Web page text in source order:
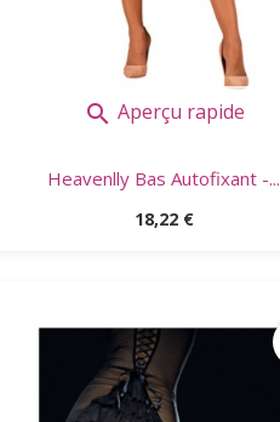
 Aperçu rapide
Heavenlly Bas Autofixant -...
Prix
18,22 €